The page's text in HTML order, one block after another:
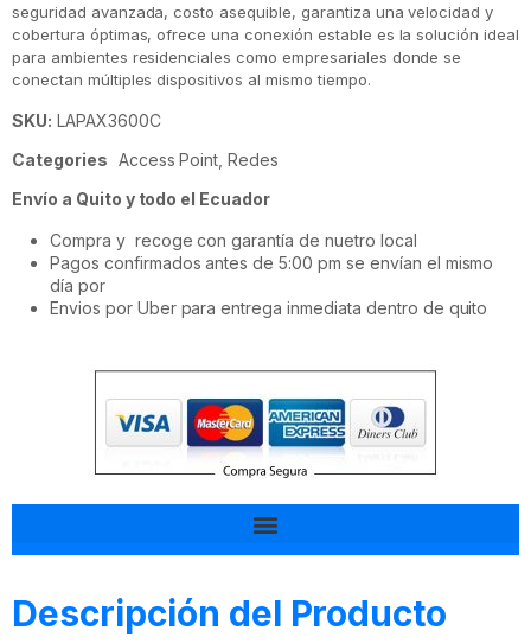
seguridad avanzada, costo asequible, garantiza una velocidad y
cobertura óptimas, ofrece una conexión estable es la solución ideal
para ambientes residenciales como empresariales donde se
conectan múltiples dispositivos al mismo tiempo.
SKU: LAPAX3600C
Categories Access Point ,Redes
Envío a Quito y todo el Ecuador
Compra y recoge con garantía de nuetro local
Pagos confirmados antes de 5:00 pm se envían el mismo
día por
Envios por Uber para entrega inmediata dentro de quito
Descripción del Producto